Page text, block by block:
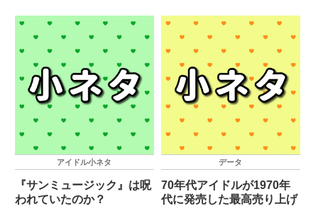
ました。
新型コロナウイルスの影響があった2021
アイドル小ネタ
『サンミュージック』は呪
われていたのか？
データ
70年代アイドルが1970年
代に発売した最高売り上げ